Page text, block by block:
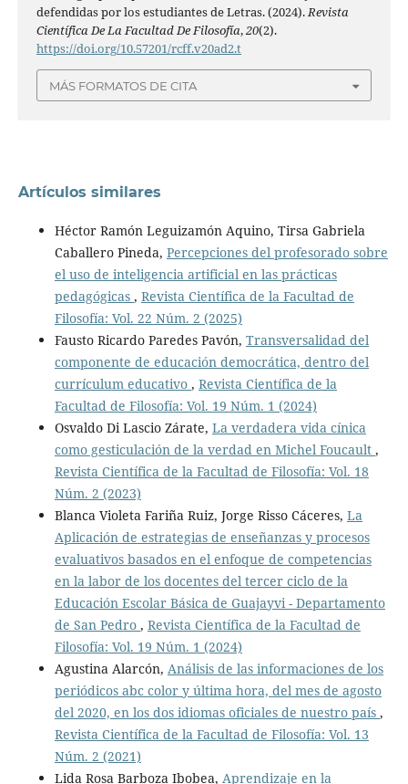
defendidas por los estudiantes de Letras. (2024).Revista
Científica De La Facultad De Filosofía,20(2).
https://doi.org/10.57201/rcff.v20ad2.t
MÁS FORMATOS DE CITA
Artículos similares
Héctor Ramón Leguizamón Aquino, Tirsa Gabriela
Caballero Pineda, Percepciones del profesorado sobre
el uso de inteligencia artificial en las prácticas
pedagógicas , Revista Científica de la Facultad de
Filosofía: Vol. 22 Núm. 2 (2025)
Fausto Ricardo Paredes Pavón, Transversalidad del
componente de educación democrática, dentro del
currículum educativo , Revista Científica de la
Facultad de Filosofía: Vol. 19 Núm. 1 (2024)
Osvaldo Di Lascio Zárate, La verdadera vida cínica
como gesticulación de la verdad en Michel Foucault ,
Revista Científica de la Facultad de Filosofía: Vol. 18
Núm. 2 (2023)
Blanca Violeta Fariña Ruiz, Jorge Risso Cáceres, La
Aplicación de estrategias de enseñanzas y procesos
evaluativos basados en el enfoque de competencias
en la labor de los docentes del tercer ciclo de la
Educación Escolar Básica de Guajayvi - Departamento
de San Pedro , Revista Científica de la Facultad de
Filosofía: Vol. 19 Núm. 1 (2024)
Agustina Alarcón, Análisis de las informaciones de los
periódicos abc color y última hora, del mes de agosto
del 2020, en los dos idiomas oficiales de nuestro país ,
Revista Científica de la Facultad de Filosofía: Vol. 13
Núm. 2 (2021)
Lida Rosa Barboza Ibobea, Aprendizaje en la